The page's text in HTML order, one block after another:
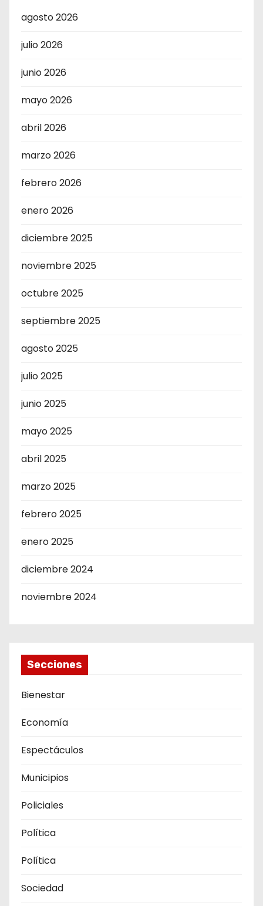
agosto 2026
julio 2026
junio 2026
mayo 2026
abril 2026
marzo 2026
febrero 2026
enero 2026
diciembre 2025
noviembre 2025
octubre 2025
septiembre 2025
agosto 2025
julio 2025
junio 2025
mayo 2025
abril 2025
marzo 2025
febrero 2025
enero 2025
diciembre 2024
noviembre 2024
Secciones
Bienestar
Economía
Espectáculos
Municipios
Policiales
Política
Política
Sociedad